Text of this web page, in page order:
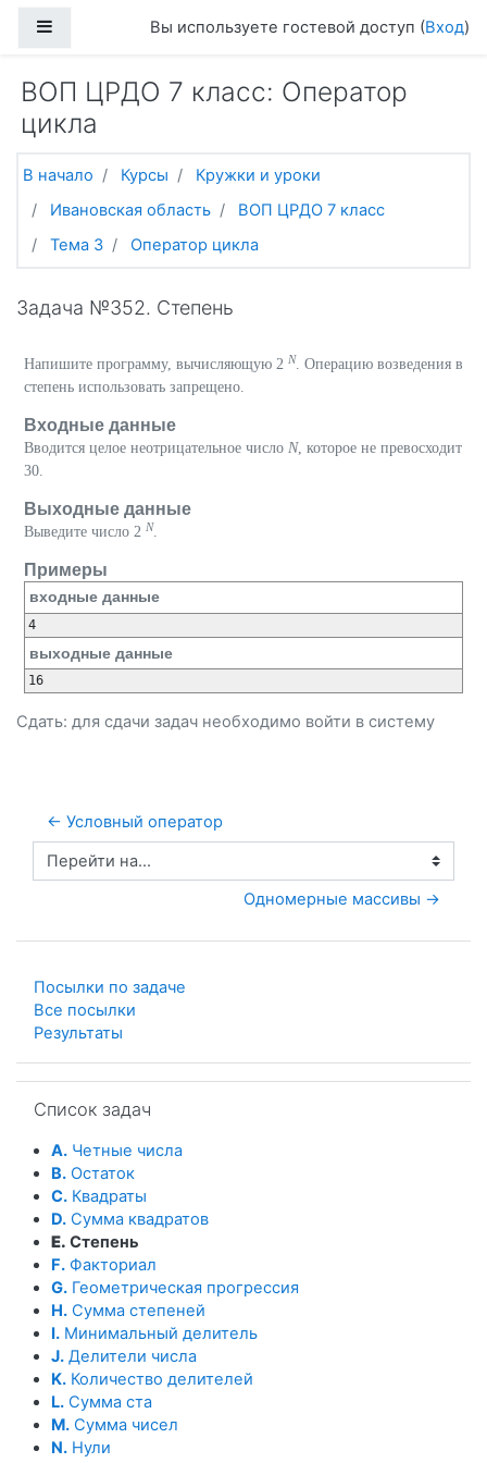
Боковая панельВы используете гостевой доступ (Вход)
ВОП ЦРДО 7 класс: Оператор
цикла
В начало Курсы
Кружки и уроки
Ивановская область
ВОП ЦРДО 7 класс
Тема 3
Оператор цикла
Задача №352. Степень
Напишите программу, вычисляющую 2 N
. Операцию возведения в
степень использовать запрещено.
Входные данные
Вводится целое неотрицательное число N, которое не превосходит
30.
Выходные данные
Выведите число 2 N
Примеры
входные данные
4
выходные данные
16
Сдать: для сдачи задач необходимо войти в систему
← Условный оператор
Перейти на...
Одномерные массивы →
Посылки по задаче
Все посылки
Результаты
Список задач
A. Четные числа
B. Остаток
C. Квадраты
D. Сумма квадратов
E. Степень
F. Факториал
G. Геометрическая прогрессия
H. Сумма степеней
I. Минимальный делитель
J. Делители числа
K. Количество делителей
L. Сумма ста
M. Сумма чисел
N. Нули